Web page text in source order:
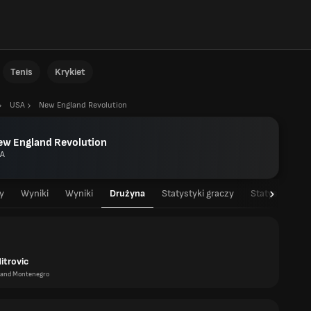
Tenis Krykiet
USA New England Revolution
England Revolution
Wyniki Wyniki Drużyna Statystyki graczy Statystyki
Montenegro